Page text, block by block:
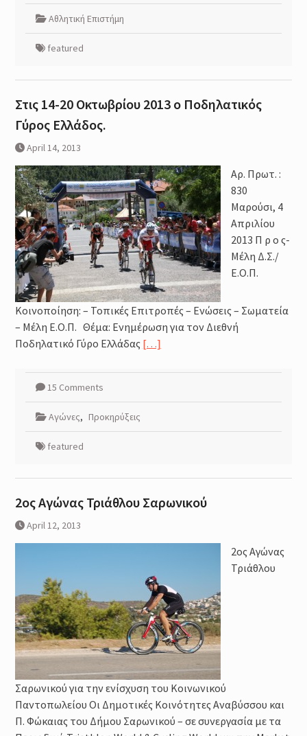
Αθλητική Επιστήμη
featured
Στις 14-20 Οκτωβρίου 2013 ο Ποδηλατικός
Γύρος Ελλάδος.
April 14, 2013
Αρ. Πρωτ. :
830
Μαρούσι, 4
Απριλίου
2013 Π ρ ο ς-
Μέλη Δ.Σ./
Ε.Ο.Π.
Κοινοποίηση: – Τοπικές Επιτροπές – Ενώσεις – Σωματεία
– Μέλη Ε.Ο.Π. Θέμα: Ενημέρωση για τον Διεθνή
Ποδηλατικό Γύρο Ελλάδας […]
15 Comments
Αγώνες, Προκηρύξεις
featured
2ος Αγώνας Τριάθλου Σαρωνικού
April 12, 2013
2ος Αγώνας
Τριάθλου
Σαρωνικού για την ενίσχυση του Κοινωνικού
Παντοπωλείου Οι Δημοτικές Κοινότητες Αναβύσσου και
Π. Φώκαιας του Δήμου Σαρωνικού – σε συνεργασία με τα